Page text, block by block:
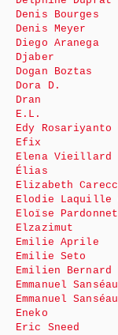
Denis Bourges
Denis Meyer
Diego Aranega
Djaber
Dogan Boztas
Dora D.
Dran
E.L.
Edy Rosariyanto
Efix
Elena Vieillard
Élias
Elizabeth
Elodie Laquille
Eloïse Pardonnet
Elzazimut
Emilie Aprile
Emilie Seto
Emilien Bernard
Emmanuel Sanséau
Emmanuel Sanséau
Eneko
Eric Sneed